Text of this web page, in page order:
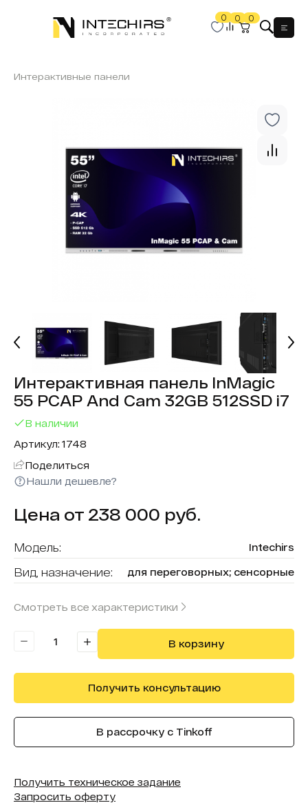
0 0 0
Интерактивные панели
Интерактивная панель InMagic
55 PCAP And Cam 32GB 512SSD i7
В наличии
Артикул: 1748
Поделиться
Нашли дешевле?
Цена от 238 000 руб.
Модель: Intechirs
Вид, назначение: для переговорных; сенсорные
Смотреть все характеристики
В корзину
Получить консультацию
В рассрочку с Tinkoff
Получить техническое задание
Запросить оферту